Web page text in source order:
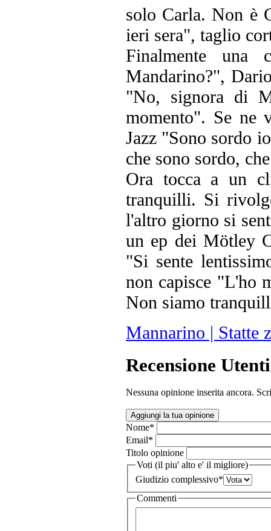
solo Carla. Non è
ieri sera", taglio
Finalmente
Mandarino?",
"No, signora di
momento". Se ne
Jazz "Sono sordo
che sono sordo,
Ora tocca a un
tranquilli. Si
l'altro giorno si
un ep dei Mötley
"Si sente
non capisce "L'ho
Non siamo
Mannarino | Statte
Recensione Utenti
Nessuna opinione inserita ancora.
Aggiungi la tua opinione
Nome*
Email*
Titolo opinione
Voti (il piu' alto e' il migliore)
Giudizio complessivo*
Commenti